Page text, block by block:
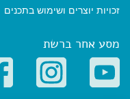
זכויות יוצרים ושימוש בתכנים
מסע אחר ברשת